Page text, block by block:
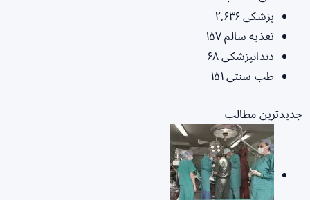
پزشکی۲,۶۳۶
تغذیه سالم۱۵۷
دندانپزشکی۶۸
طب سنتی۱۵۱
جدیدترین مطالب